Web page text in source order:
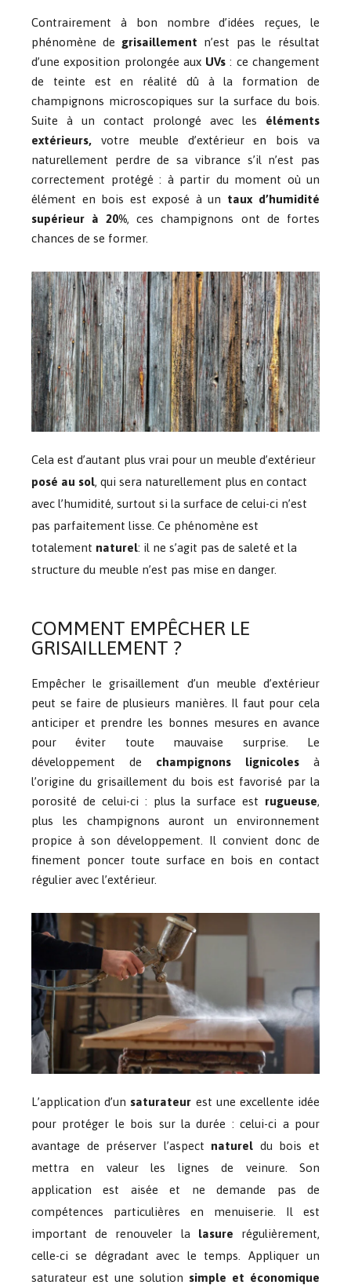
Contrairement à bon nombre d’idées reçues, le
phénomène de grisaillement n’est pas le résultat
d’une exposition prolongée aux UVs : ce changement
de teinte est en réalité dû à la formation de
champignons microscopiques sur la surface du bois.
Suite à un contact prolongé avec les éléments
extérieurs, votre meuble d’extérieur en bois va
naturellement perdre de sa vibrance s’il n’est pas
correctement protégé : à partir du moment où un
élément en bois est exposé à un taux d’humidité
supérieur à 20%, ces champignons ont de fortes
chances de se former.
Cela est d’autant plus vrai pour un meuble d’extérieur
posé au sol, qui sera naturellement plus en contact
avec l’humidité, surtout si la surface de celui-ci n’est
pas parfaitement lisse. Ce phénomène est
totalement naturel: il ne s’agit pas de saleté et la
structure du meuble n’est pas mise en danger.
COMMENT EMPÊCHER LE
GRISAILLEMENT ?
Empêcher le grisaillement d’un meuble d’extérieur
peut se faire de plusieurs manières. Il faut pour cela
anticiper et prendre les bonnes mesures en avance
pour éviter toute mauvaise surprise. Le
développement de champignons lignicoles à
l’origine du grisaillement du bois est favorisé par la
porosité de celui-ci : plus la surface est rugueuse,
plus les champignons auront un environnement
propice à son développement. Il convient donc de
finement poncer toute surface en bois en contact
régulier avec l’extérieur.
L’application d’un saturateur est une excellente idée
pour protéger le bois sur la durée : celui-ci a pour
avantage de préserver l’aspect naturel du bois et
mettra en valeur les lignes de veinure. Son
application est aisée et ne demande pas de
compétences particulières en menuiserie. Il est
important de renouveler la lasure régulièrement,
celle-ci se dégradant avec le temps. Appliquer un
saturateur est une solution simple et économique